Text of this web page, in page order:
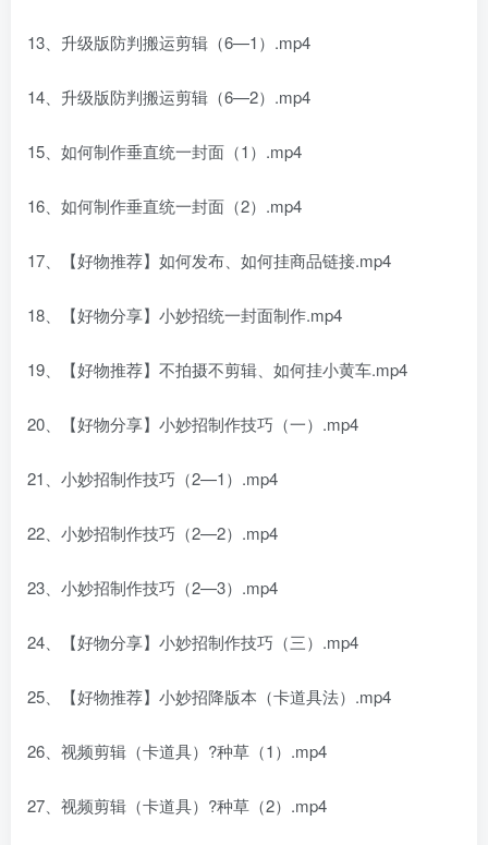
13、升级版防判搬运剪辑（6—1）.mp4
14、升级版防判搬运剪辑（6—2）.mp4
15、如何制作垂直统一封面（1）.mp4
16、如何制作垂直统一封面（2）.mp4
17、【好物推荐】如何发布、如何挂商品链接.mp4
18、【好物分享】小妙招统一封面制作.mp4
19、【好物推荐】不拍摄不剪辑、如何挂小黄车.mp4
20、【好物分享】小妙招制作技巧（一）.mp4
21、小妙招制作技巧（2—1）.mp4
22、小妙招制作技巧（2—2）.mp4
23、小妙招制作技巧（2—3）.mp4
24、【好物分享】小妙招制作技巧（三）.mp4
25、【好物推荐】小妙招降版本（卡道具法）.mp4
26、视频剪辑（卡道具）?种草（1）.mp4
27、视频剪辑（卡道具）?种草（2）.mp4